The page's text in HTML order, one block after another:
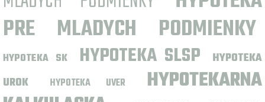
PRE MLADYCH PODMIENKY
HYPOTEKA SK HYPOTEKA SLSP
HYPOTEKA
UROK
HYPOTEKA UVER
HYPOTEKARNA